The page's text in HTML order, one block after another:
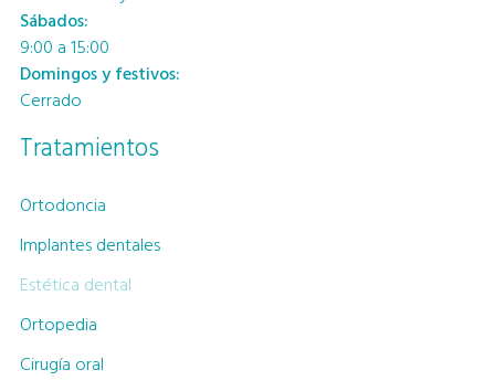
Sábados:
9:00 a 15:00
Domingos y festivos:
Cerrado
Tratamientos
Ortodoncia
Implantes dentales
Estética dental
Ortopedia
Cirugía oral